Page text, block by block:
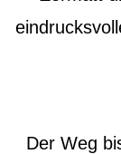
Der Weg